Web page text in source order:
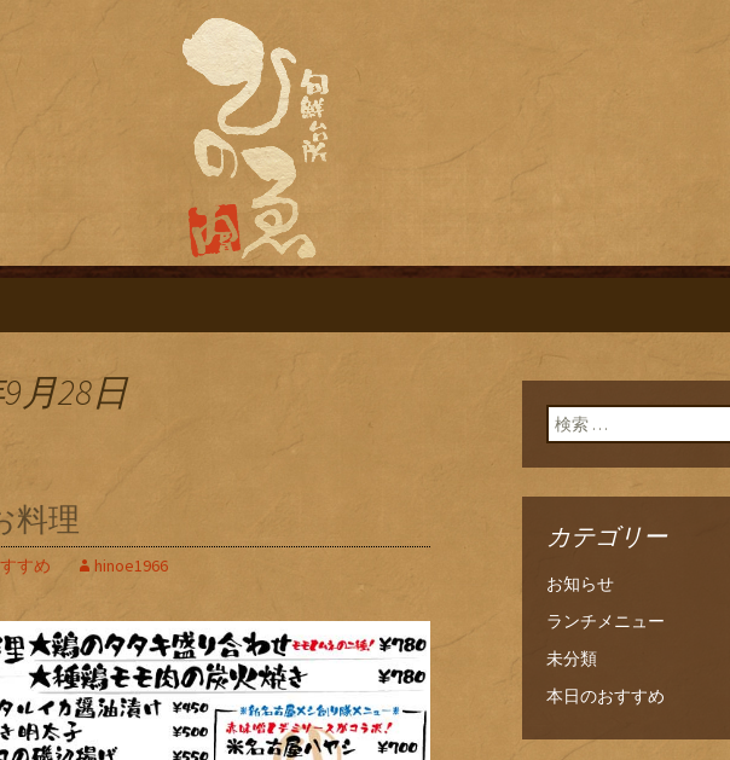
ある居酒屋「旬鮮台
鮮台所ひのゑ（ひのえ）」。豊富な焼酎と海鮮料理を
。季節で変わるおすすめメニューや日替わりランチの
月28日
料理
すめ hinoe1966
検索:
カテゴリー
お知らせ
ランチメニュー
未分類
本日のおすすめ